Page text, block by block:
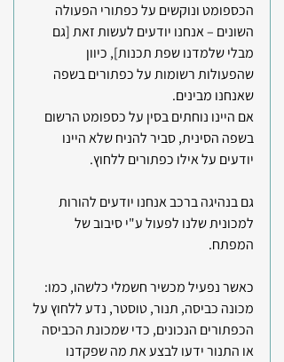
הכספומט ונוקשים על כפתורי הפעולה
השונים – אנחנו יודעים לעשות זאת [גם
מבלי שלמדנו שפת תכנות], כיוון
שהפעולות רשומות על כפתורים בשפה
שאנחנו מבינים.
אם היינו נוחתים בסין על כספומט הרשום
בשפה הסינית, סביר להניח שלא היינו
יודעים על אילו כפתורים ללחוץ.
גם בנהיגה ברכב אנחנו יודעים להורות
למכונית שלנו לפעול ע"י סיבוב של
המפתח.
כאשר נפעיל מכשיר חשמלי כלשהו, כמו:
מכונה כביסה, תנור, טוסטר, נדע ללחוץ על
הכפתורים הנכונים, כדי שמכונת הכביסה
או התנור ידעו לבצע את מה שפקדנו